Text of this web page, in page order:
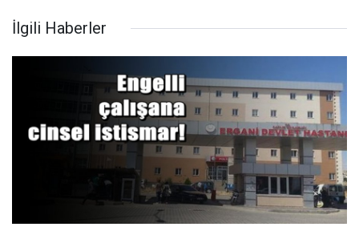
İlgili Haberler